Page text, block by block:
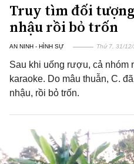
Truy tìm đối
nhậu rồi bỏ trốn
AN NINH - HÌNH SỰ Thứ 7, 31/
Sau khi uống rượu, cả nhóm
karaoke. Do mâu thuẫn, C.
nhậu, rồi bỏ trốn.